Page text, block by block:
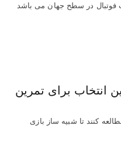
فوتبال در سطح جهان می باشد
انتخاب برای تمرین
کنند تا شبیه ساز بازی